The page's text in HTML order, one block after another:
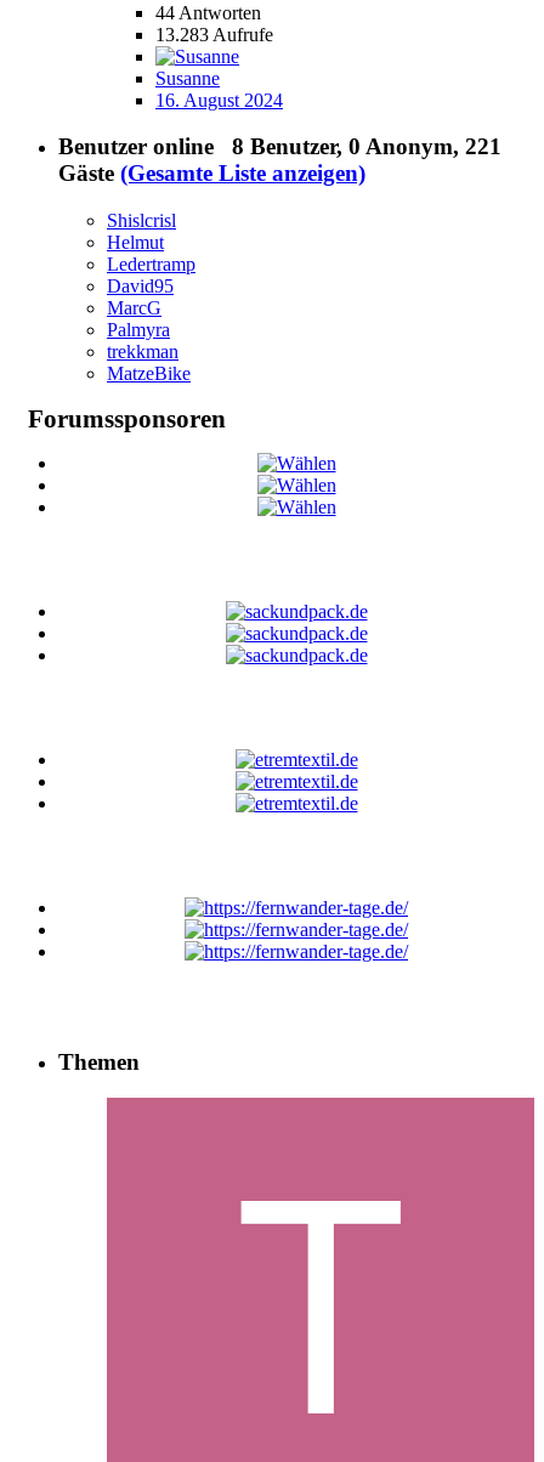
44 Antworten
13.283 Aufrufe
Susanne
16. August 2024
Benutzer online 8 Benutzer, 0 Anonym, 221
Gäste (Gesamte Liste anzeigen)
Shislcrisl
Helmut
Ledertramp
David95
MarcG
Palmyra
trekkman
MatzeBike
Forumssponsoren
Themen